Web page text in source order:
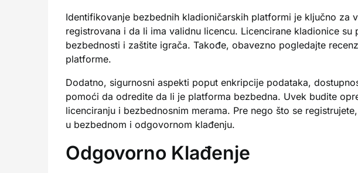
Identifikovanje bezbednih kladioničarskih platformi je ključno
registrovana i da li ima validnu licencu. Licencirane kladionice
bezbednosti i zaštite igrača. Takođe, obavezno pogledajte
platforme.
Dodatno, sigurnosni aspekti poput enkripcije podataka,
pomoći da odredite da li je platforma bezbedna. Uvek budite
licenciranju i bezbednosnim merama. Pre nego što se
u bezbednom i odgovornom klađenju.
Odgovorno Klađenje